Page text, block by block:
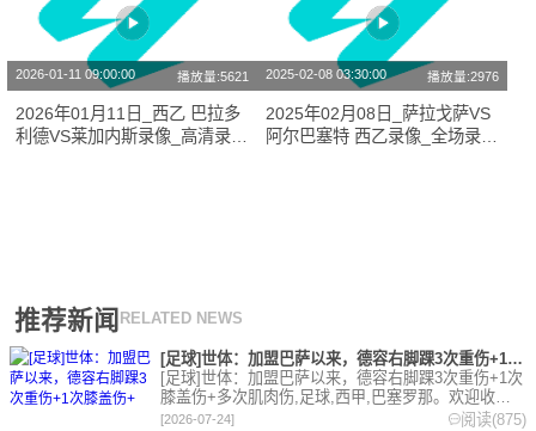
2026-01-11 09:00:00 播放量:5621
2026年01月11日_西乙 巴拉多
利德VS莱加内斯录像_高清录像
2025-02-08 03:30:00 播放量:2976
2025年02月08日_萨拉戈萨VS
阿尔巴塞特 西乙录像_全场录像
推荐新闻 RELATED NEWS
[足球]世体：加盟巴萨以来，德容右脚踝3次重伤+1次膝盖伤+
[足球]世体：加盟巴萨以来，德容右脚踝3次重伤+1次
膝盖伤+多次肌肉伤,足球,西甲,巴塞罗那。欢迎收藏
本站，24小时为你更新最新的足球，篮球体育资讯。
[2026-07-24] 阅读(875)